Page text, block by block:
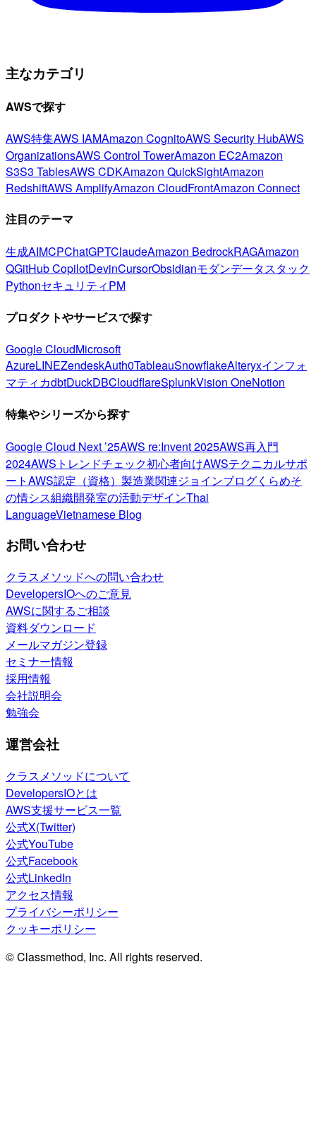
主なカテゴリ
AWSで探す
AWS特集AWS IAMAmazon CognitoAWS Security HubAWS
OrganizationsAWS Control TowerAmazon EC2Amazon
S3S3 TablesAWS CDKAmazon QuickSightAmazon
RedshiftAWS AmplifyAmazon CloudFrontAmazon Connect
注目のテーマ
生成AIMCPChatGPTClaudeAmazon BedrockRAGAmazon
QGitHub CopilotDevinCursorObsidianモダンデータスタック
PythonセキュリティPM
プロダクトやサービスで探す
Google CloudMicrosoft
AzureLINEZendeskAuth0TableauSnowflakeAlteryxインフォ
マティカdbtDuckDBCloudflareSplunkVision OneNotion
特集やシリーズから探す
Google Cloud Next ’25AWS re:Invent 2025AWS再入門
2024AWSトレンドチェック初心者向けAWSテクニカルサポ
ートAWS認定（資格） 製造業関連ジョインブログくらめそ
の情シス組織開発室の活動デザインThai
LanguageVietnamese Blog
お問い合わせ
クラスメソッドへの問い合わせ
DevelopersIOへのご意見
AWSに関するご相談
資料ダウンロード
メールマガジン登録
セミナー情報
採用情報
会社説明会
勉強会
運営会社
クラスメソッドについて
DevelopersIOとは
AWS支援サービス一覧
公式X(Twitter)
公式YouTube
公式Facebook
公式LinkedIn
アクセス情報
プライバシーポリシー
クッキーポリシー
© Classmethod, Inc. All rights reserved.